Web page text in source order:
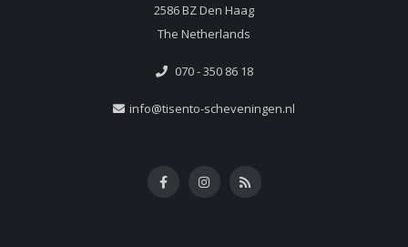
2586 BZ Den Haag
The Netherlands
070 - 350 86 18
info@tisento-scheveningen.nl